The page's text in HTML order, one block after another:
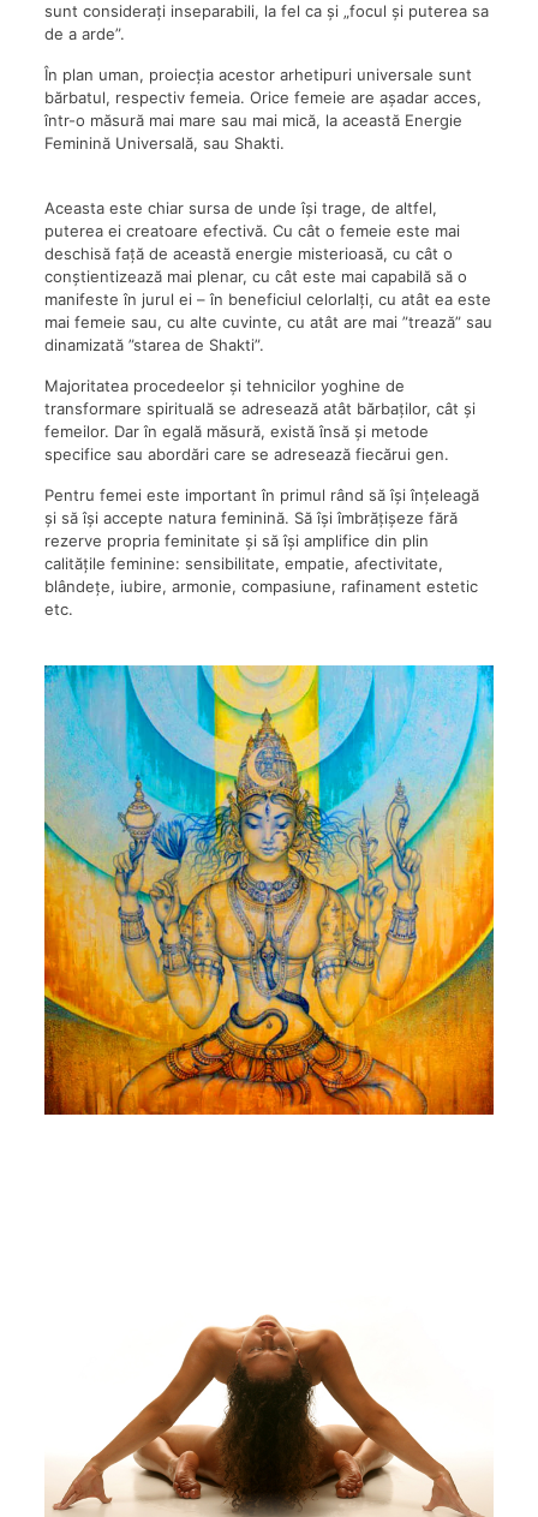
sunt considerați inseparabili, la fel ca și „focul și puterea sa
de a arde”.
În plan uman, proiecția acestor arhetipuri universale sunt
bărbatul, respectiv femeia. Orice femeie are așadar acces,
într-o măsură mai mare sau mai mică, la această Energie
Feminină Universală, sau Shakti.
Aceasta este chiar sursa de unde își trage, de altfel,
puterea ei creatoare efectivă. Cu cât o femeie este mai
deschisă față de această energie misterioasă, cu cât o
conștientizează mai plenar, cu cât este mai capabilă să o
manifeste în jurul ei – în beneficiul celorlalți, cu atât ea este
mai femeie sau, cu alte cuvinte, cu atât are mai ”trează” sau
dinamizată ”starea de Shakti”.
Majoritatea procedeelor și tehnicilor yoghine de
transformare spirituală se adresează atât bărbaților, cât și
femeilor. Dar în egală măsură, există însă și metode
specifice sau abordări care se adresează fiecărui gen.
Pentru femei este important în primul rând să își înțeleagă
și să își accepte natura feminină. Să își îmbrățișeze fără
rezerve propria feminitate și să își amplifice din plin
calitățile feminine: sensibilitate, empatie, afectivitate,
blândețe, iubire, armonie, compasiune, rafinament estetic
etc.